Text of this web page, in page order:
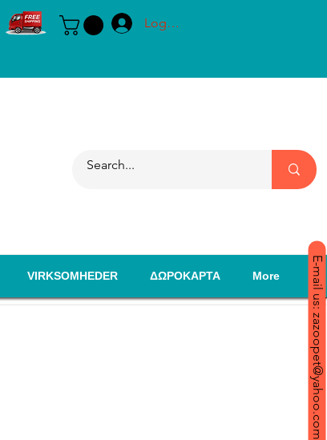
E-mail us: zazoopet@yahoo.com
Log ind
VIRKSOMHEDER ΔΩΡΟΚΑΡΤΑ More